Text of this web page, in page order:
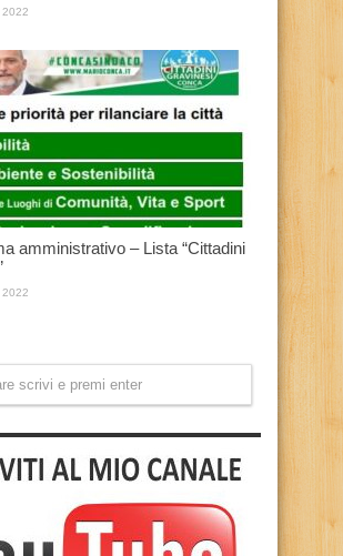
amministrativo – Lista “Cittadini